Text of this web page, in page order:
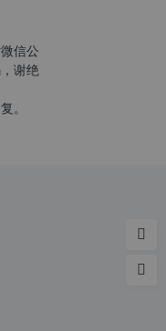
信公
谢绝
。